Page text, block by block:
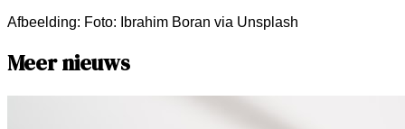
Afbeelding: Foto: Ibrahim Boran via Unsplash
Meer nieuws